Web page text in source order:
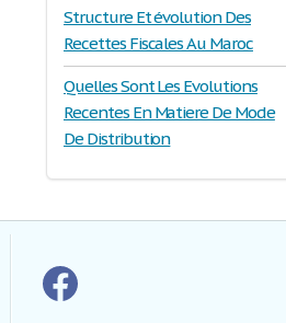
Structure Et évolution Des
Recettes Fiscales Au Maroc
Quelles Sont Les Evolutions
Recentes En Matiere De Mode
De Distribution